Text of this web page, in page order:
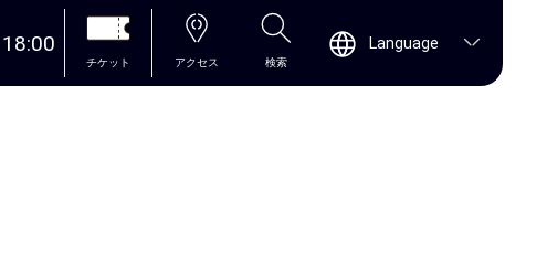
18:00
チケット アクセス 検索
Language